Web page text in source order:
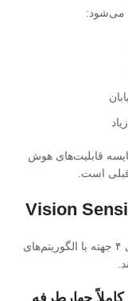
می‌شود:
قابلیت‌های هوش
این سیستم جدید در Mini 5 Pro از سنسورهای ۴ جهته با الگوریتم‌های
چهارطرفه